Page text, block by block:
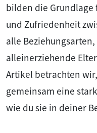
bilden die Grundlage
und Zufriedenheit
alle
alleinerziehende
Artikel betrachten
gemeinsam eine
wie du sie in deiner